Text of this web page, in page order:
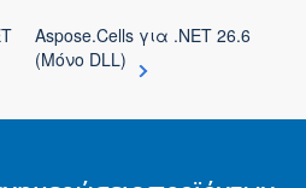
Aspose.Cells για .NET 26.6
(Μόνο DLL)